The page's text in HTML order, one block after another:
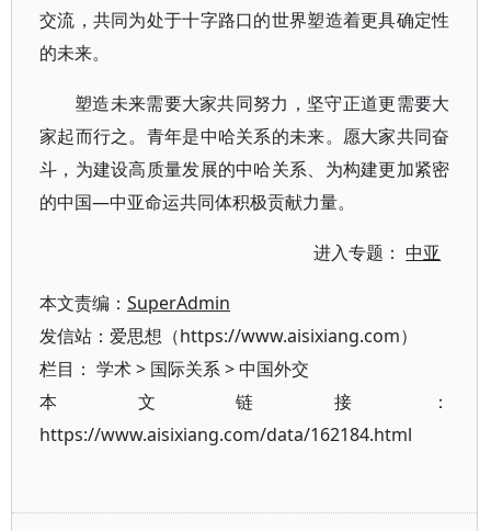
交流，共同为处于十字路口的世界塑造着更具确定性
的未来。
塑造未来需要大家共同努力，坚守正道更需要大
家起而行之。青年是中哈关系的未来。愿大家共同奋
斗，为建设高质量发展的中哈关系、为构建更加紧密
的中国—中亚命运共同体积极贡献力量。
进入专题：中亚
本文责编： SuperAdmin
发信站：爱思想（https://www.aisixiang.com）
栏目： 学术> 国际关系>中国外交
本文链接：
https://www.aisixiang.com/data/162184.html